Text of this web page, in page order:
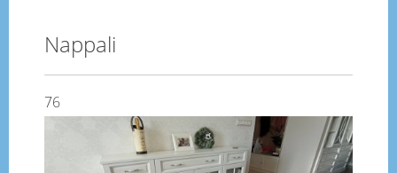
Nappali
76